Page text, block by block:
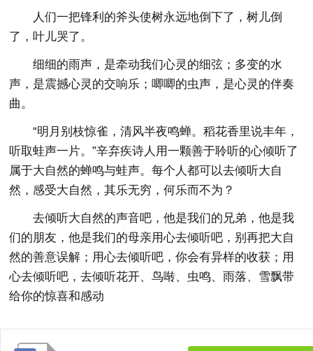
人们一把锋利的斧头使树永远地倒下了，树儿倒
了，叶儿哭了。
细细的雨声，是牵动我们心灵的细弦；多变的水
声，是震撼心灵的交响乐；唧唧的虫声，是心灵的伴奏
曲。
“明月别枝惊雀，清风半夜鸣蝉。稻花香里说丰年，
听取蛙声一片。”辛弃疾诗人用一颗善于聆听的心倾听了
属于大自然的蝉鸣与蛙声。每个人都可以去倾听大自
然，感受大自然，其乐无穷，何乐而不为？
去倾听大自然的声音吧，他是我们的兄弟，他是我
们的朋友，他是我们的母亲用心去倾听吧，别再把大自
然的善意误解；用心去倾听吧，你会有异样的收获；用
心去倾听吧，去倾听花开、鸟啭、虫鸣、雨落、雪飘带
给你的惊喜和感动